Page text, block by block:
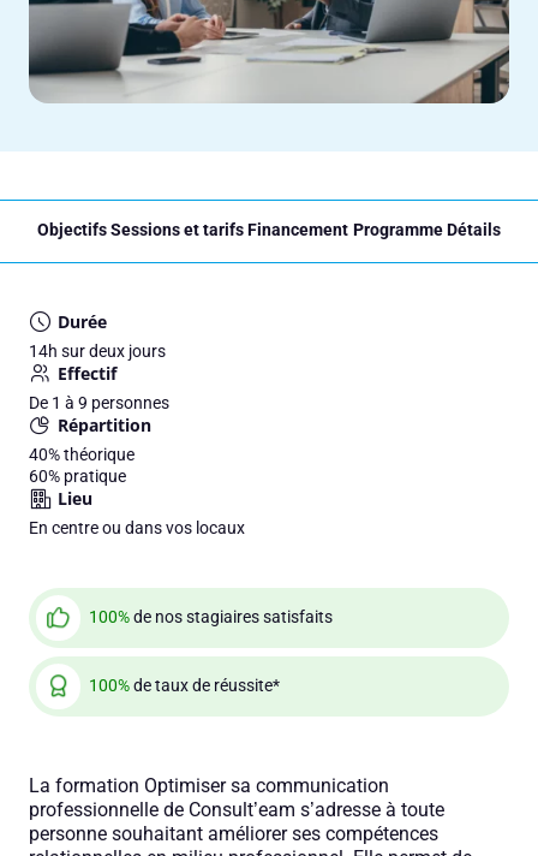
Objectifs Sessions et tarifs Financement Programme Détails
Durée
14h sur deux jours
Effectif
De 1 à 9 personnes
Répartition
40%théorique
60% pratique
Lieu
En centre ou dans vos locaux
100%de nos stagiaires satisfaits
100%de taux de réussite*
La formation Optimiser sa communication
professionnelle de Consult’eam s’adresse à toute
personne souhaitant améliorer ses compétences